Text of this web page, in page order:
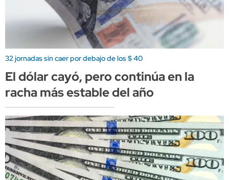
32 jornadas sin caer por debajo de los $ 40
El dólar cayó, pero continúa en la
racha más estable del año